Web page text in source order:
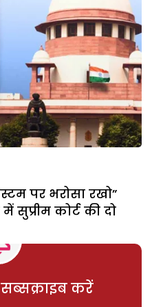
पर भरोसा रखो”
सुप्रीम कोर्ट की दो
करें